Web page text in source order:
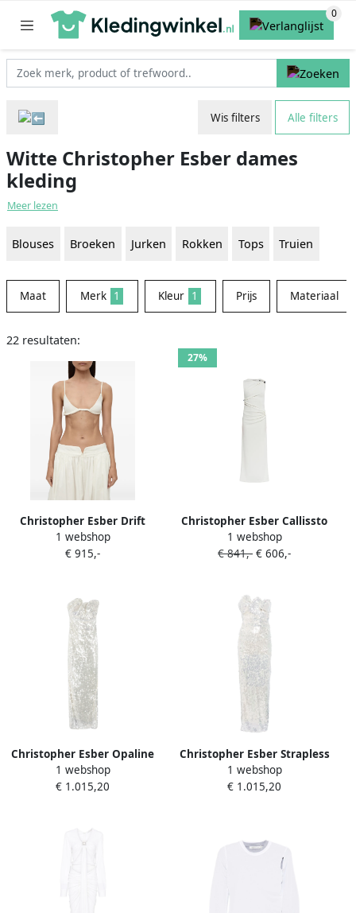
Wis filters Alle filters
Witte Christopher Esber dames
kleding
Meer lezen
Blouses Broeken Jurken Rokken Tops Truien
Maat Merk 1 Kleur 1 Prijs Materiaal
22 resultaten:
Christopher Esber Drift
broek met toelopende
pijpen Wit
1 webshop
€ 915,-
27%
Christopher Esber Callissto
Trinity maxi-jurk Wit
1 webshop
€ 841,- € 606,-
Christopher Esber Opaline
Sequin Versierde Minijurk
White Dames
1 webshop
€ 1.015,20
Christopher Esber Strapless
Pailletten Versierde Witte
Jurk White Dames
1 webshop
€ 1.015,20